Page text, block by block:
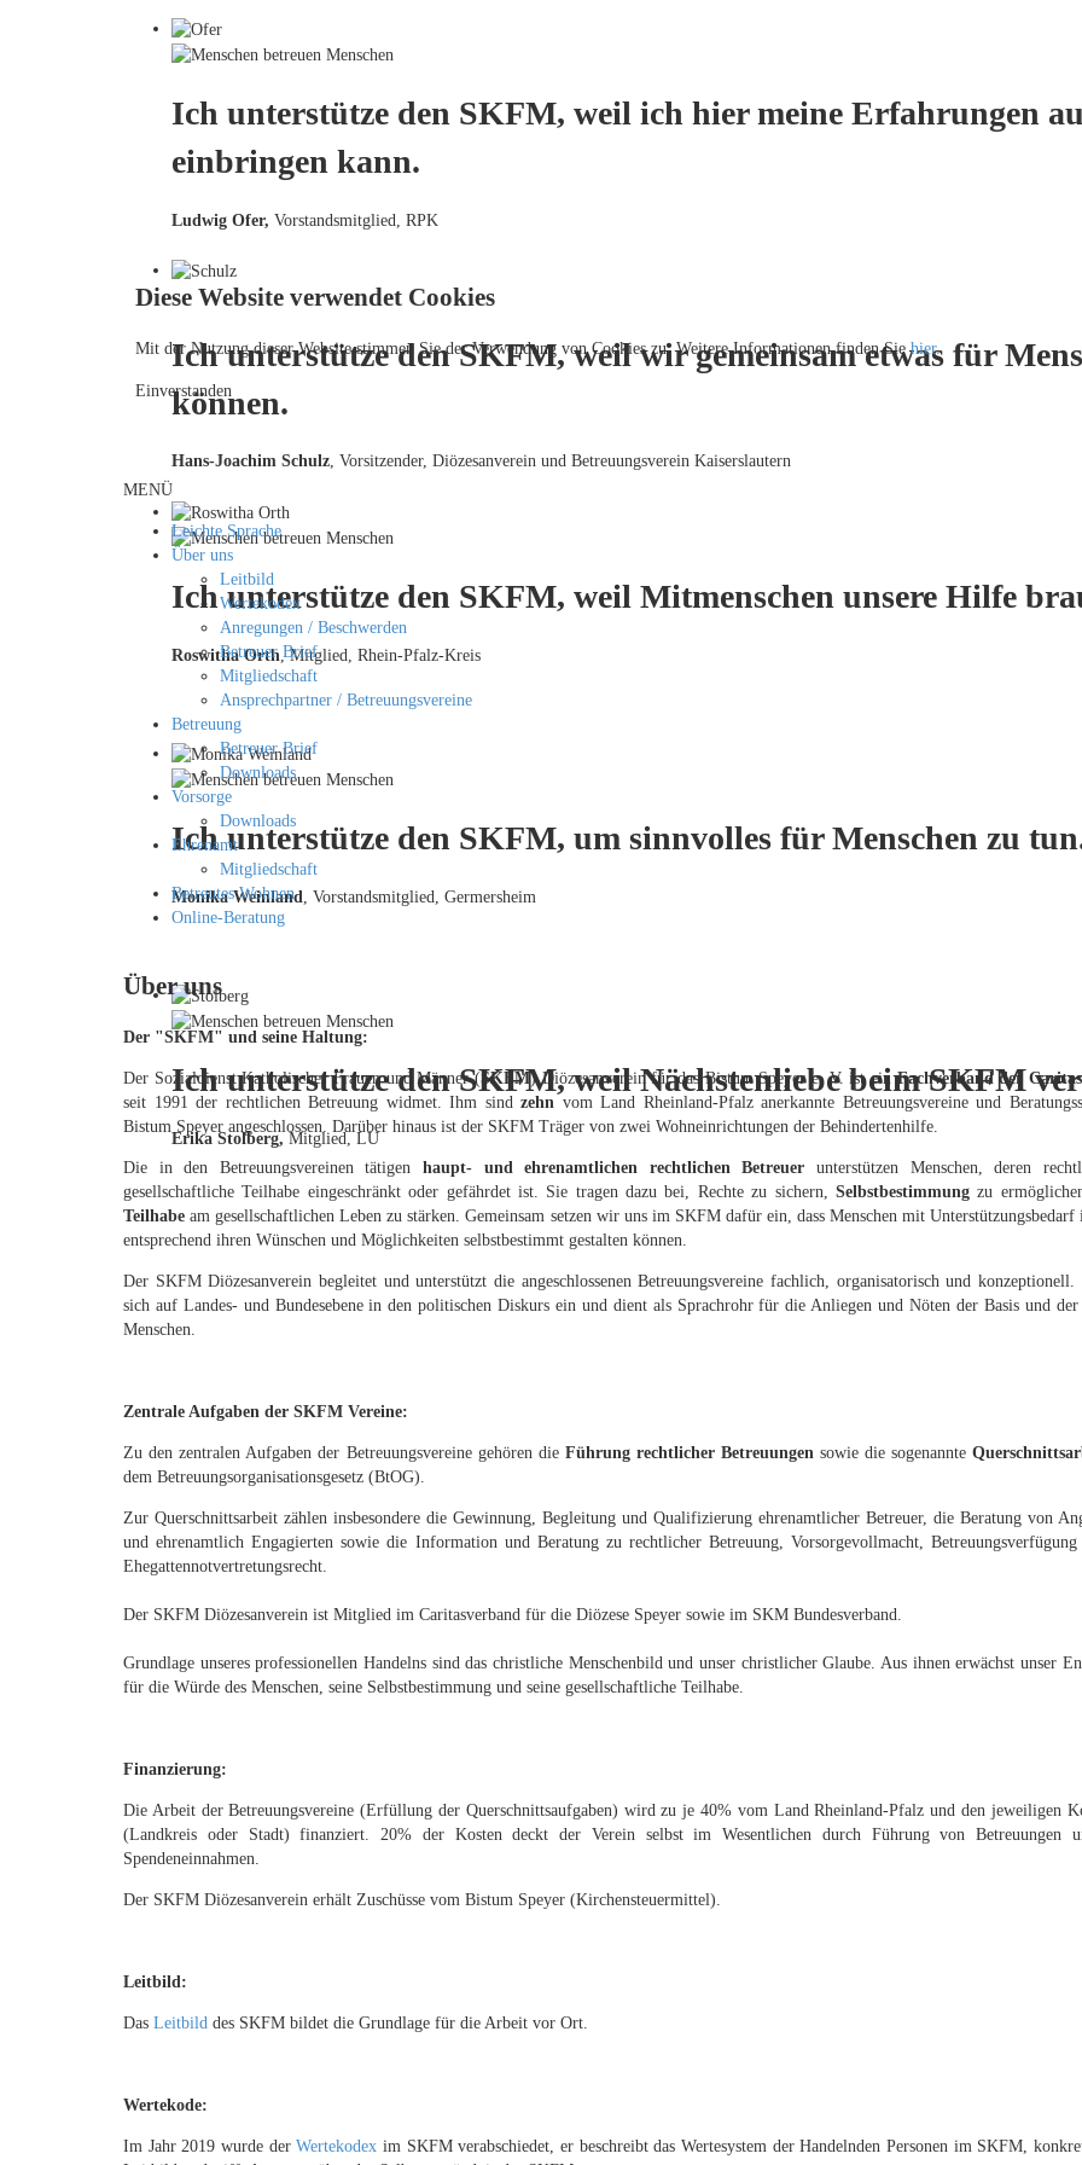
Ich unterstütze den SKFM, weil ich hier meine Erfahrungen
einbringen kann.
Ludwig Ofer, Vorstandsmitglied, RPK
Ich unterstütze den SKFM, weil wir gemeinsam etwas für
können.
Hans-Joachim Schulz, Vorsitzender, Diözesanverein und Betreuungsverein Kaiserslautern
Ich unterstütze den SKFM, weil Mitmenschen unsere Hilfe
Roswitha Orth, Mitglied, Rhein-Pfalz-Kreis
Ich unterstütze den SKFM, um sinnvolles für Menschen zu
Monika Weinland, Vorstandsmitglied, Germersheim
Ich unterstütze den SKFM, weil Nächstenliebe beim SKFM
Erika Stolberg, Mitglied, LU
Diese Website verwendet Cookies
Mit der Nutzung dieser Website stimmen Sie der Verwendung von Cookies zu. Weitere Informationen finden Siehier.
Einverstanden
MENÜ
Leichte Sprache
Über uns
Leitbild
Wertekodex
Anregungen / Beschwerden
Betreuer Brief
Mitgliedschaft
Ansprechpartner / Betreuungsvereine
Betreuung
Betreuer Brief
Downloads
Vorsorge
Downloads
Ehrenamt
Mitgliedschaft
Betreutes Wohnen
Online-Beratung
Über uns
Der "SKFM" und seine Haltung:
Der Sozialdienst Katholischer Frauen und Männer (SKFM) Diözesanverein für das Bistum Speyer e. V. ist einFachverband der Caritas
seit 1991 der rechtlichen Betreuung widmet. Ihm sindzehn vom Land Rheinland-Pfalz anerkannte Betreuungsvereine und
Bistum Speyer angeschlossen. Darüber hinaus ist der SKFM Träger von zwei Wohneinrichtungen der Behindertenhilfe.
Die in den Betreuungsvereinen tätigenhaupt- und ehrenamtlichen rechtlichen Betreuer unterstützen Menschen, deren
gesellschaftliche Teilhabe eingeschränkt oder gefährdet ist. Sie tragen dazu bei, Rechte zu sichern, Selbstbestimmungzu
Teilhabe am gesellschaftlichen Leben zu stärken. Gemeinsam setzen wir uns im SKFM dafür ein, dass Menschen mit Unterstützungsbedarf
entsprechend ihren Wünschen und Möglichkeiten selbstbestimmt gestalten können.
Der SKFM Diözesanverein begleitet und unterstützt die angeschlossenen Betreuungsvereine fachlich, organisatorisch und
sich auf Landes- und Bundesebene in den politischen Diskurs ein und dient als Sprachrohr für die Anliegen und Nöten der Basis und der
Menschen.
Zentrale Aufgaben der SKFM Vereine:
Zu den zentralen Aufgaben der Betreuungsvereine gehören die Führung rechtlicher Betreuungen sowie die sogenannte
dem Betreuungsorganisationsgesetz (BtOG).
Zur Querschnittsarbeit zählen insbesondere die Gewinnung, Begleitung und Qualifizierung ehrenamtlicher Betreuer, die Beratung von
und ehrenamtlich Engagierten sowie die Information und Beratung zu rechtlicher Betreuung, Vorsorgevollmacht, Betreuungsverfügung
Ehegattennotvertretungsrecht.
Der SKFM Diözesanverein ist Mitglied im Caritasverband für die Diözese Speyer sowie im SKM Bundesverband.
Grundlage unseres professionellen Handelns sind das christliche Menschenbild und unser christlicher Glaube. Aus ihnen erwächst unser
für die Würde des Menschen, seine Selbstbestimmung und seine gesellschaftliche Teilhabe.
Finanzierung:
Die Arbeit der Betreuungsvereine (Erfüllung der Querschnittsaufgaben) wird zu je 40% vom Land Rheinland-Pfalz und den jeweiligen
(Landkreis oder Stadt) finanziert. 20% der Kosten deckt der Verein selbst im Wesentlichen durch Führung von Betreuungen
Spendeneinnahmen.
Der SKFM Diözesanverein erhält Zuschüsse vom Bistum Speyer (Kirchensteuermittel).
Leitbild:
Das Leitbild des SKFM bildet die Grundlage für die Arbeit vor Ort.
Wertekode:
Im Jahr 2019 wurde derWertekodex im SKFM verabschiedet, er beschreibt das Wertesystem der Handelnden Personen im SKFM,